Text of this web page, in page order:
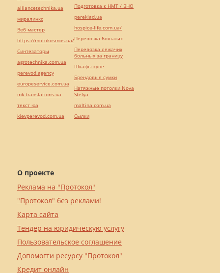
О проекте
Реклама на "Протокол"
"Протокол" без реклами!
Карта сайта
Тендер на юридическую услугу
Пользовательское соглашение
Допомогти ресурсу "Протокол"
Кредит онлайн
alliancetechnika.ua
миралинкс
Веб мастер
https://motokosmos.ua/
Синтезаторы
agrotechnika.com.ua
perevod.agency
europeservice.com.ua
mk-translations.ua
текст юа
kievperevod.com.ua
Подготовка к НМТ / ВНО
pereklad.ua
hospice-life.com.ua/
Перевозка больных
Перевозка лежачих
больных за границу
Шкафы купе
Брендовые сумки
Натяжные потолки Nova
Stelya
maltina.com.ua
Cылки